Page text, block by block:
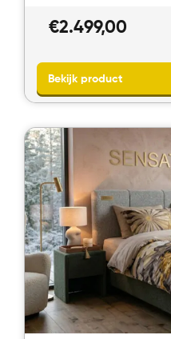
€2.499,00